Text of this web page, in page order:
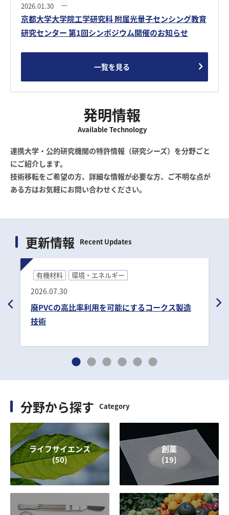
2026.01.30
京都大学大学院工学研究科 附属光量子センシング教育
研究センター 第1回シンポジウム開催のお知らせ
一覧を見る
発明情報
Available Technology
連携大学・公的研究機関の特許情報（研究シーズ）を分野ごと
にご紹介します。
技術移転をご希望の方、詳細な情報が必要な方、ご不明な点が
ある方はお気軽にお問い合わせください。
更新情報 Recent Updates
有機材料 環境・エネルギー
2026.07.30
廃PVCの高比率利用を可能にするコークス製造
技術
分野から探す Category
ライフサイエンス
(50)
創薬
(19)